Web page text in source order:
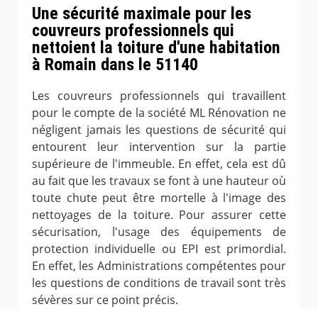
Une sécurité maximale pour les
couvreurs professionnels qui
nettoient la toiture d'une habitation
à Romain dans le 51140
Les couvreurs professionnels qui travaillent
pour le compte de la société ML Rénovation ne
négligent jamais les questions de sécurité qui
entourent leur intervention sur la partie
supérieure de l'immeuble. En effet, cela est dû
au fait que les travaux se font à une hauteur où
toute chute peut être mortelle à l'image des
nettoyages de la toiture. Pour assurer cette
sécurisation, l'usage des équipements de
protection individuelle ou EPI est primordial.
En effet, les Administrations compétentes pour
les questions de conditions de travail sont très
sévères sur ce point précis.